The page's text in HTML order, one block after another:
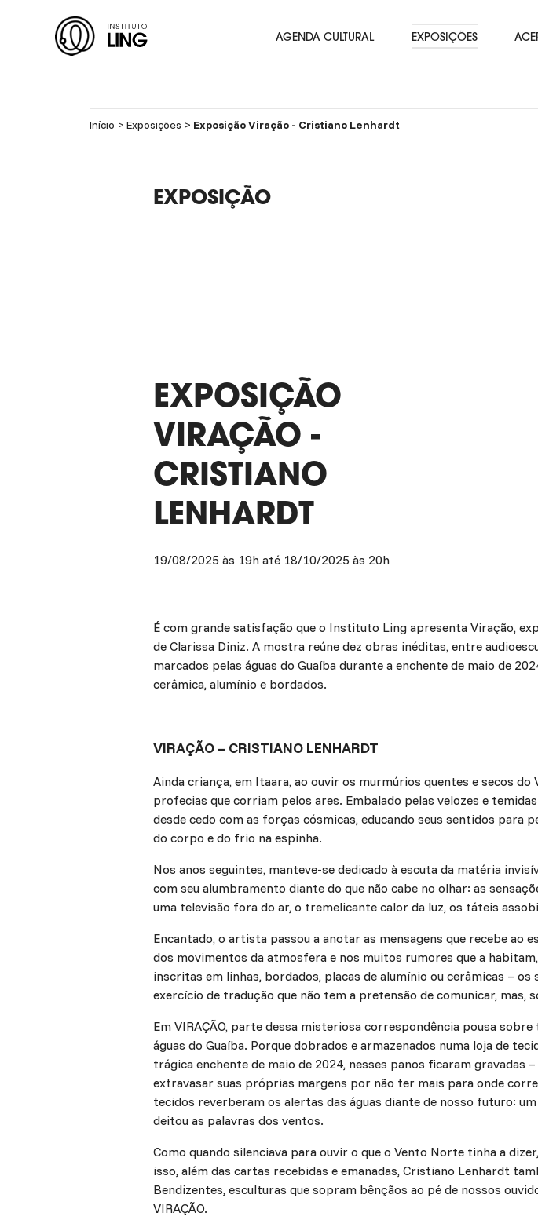
Instituto
Ling
AGENDA CULTURAL EXPOSIÇÕES
Início Exposições Exposição Viração - Cristiano Lenhardt
EXPOSIÇÃO
EXPOSIÇÃO
VIRAÇÃO -
CRISTIANO
LENHARDT
19/08/2025 às 19h até 18/10/2025 às 20h
É com grande satisfação que o Instituto Ling apresenta Viração,
de Clarissa Diniz. A mostra reúne dez obras inéditas, entre
marcados pelas águas do Guaíba durante a enchente de maio de
cerâmica, alumínio e bordados.
VIRAÇÃO – CRISTIANO LENHARDT
Ainda criança, em Itaara, ao ouvir os murmúrios quentes e secos
profecias que corriam pelos ares. Embalado pelas velozes e
desde cedo com as forças cósmicas, educando seus sentidos
do corpo e do frio na espinha.
Nos anos seguintes, manteve-se dedicado à escuta da matéria
com seu alumbramento diante do que não cabe no olhar: as
uma televisão fora do ar, o tremelicante calor da luz, os táteis
Encantado, o artista passou a anotar as mensagens que recebe ao
dos movimentos da atmosfera e nos muitos rumores que a
inscritas em linhas, bordados, placas de alumínio ou cerâmicas –
exercício de tradução que não tem a pretensão de comunicar, mas,
Em VIRAÇÃO, parte dessa misteriosa correspondência pousa
águas do Guaíba. Porque dobrados e armazenados numa loja de
trágica enchente de maio de 2024, nesses panos ficaram gravadas
extravasar suas próprias margens por não ter mais para onde
tecidos reverberam os alertas das águas diante de nosso futuro:
deitou as palavras dos ventos.
Como quando silenciava para ouvir o que o Vento Norte tinha a
isso, além das cartas recebidas e emanadas, Cristiano Lenhardt
Bendizentes, esculturas que sopram bênçãos ao pé de nossos
VIRAÇÃO.